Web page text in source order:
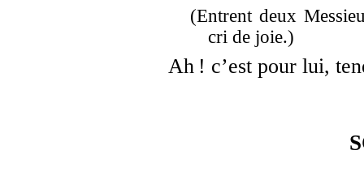
(Entrent deux
cri de joie.)
Ah ! c’est pour lui,